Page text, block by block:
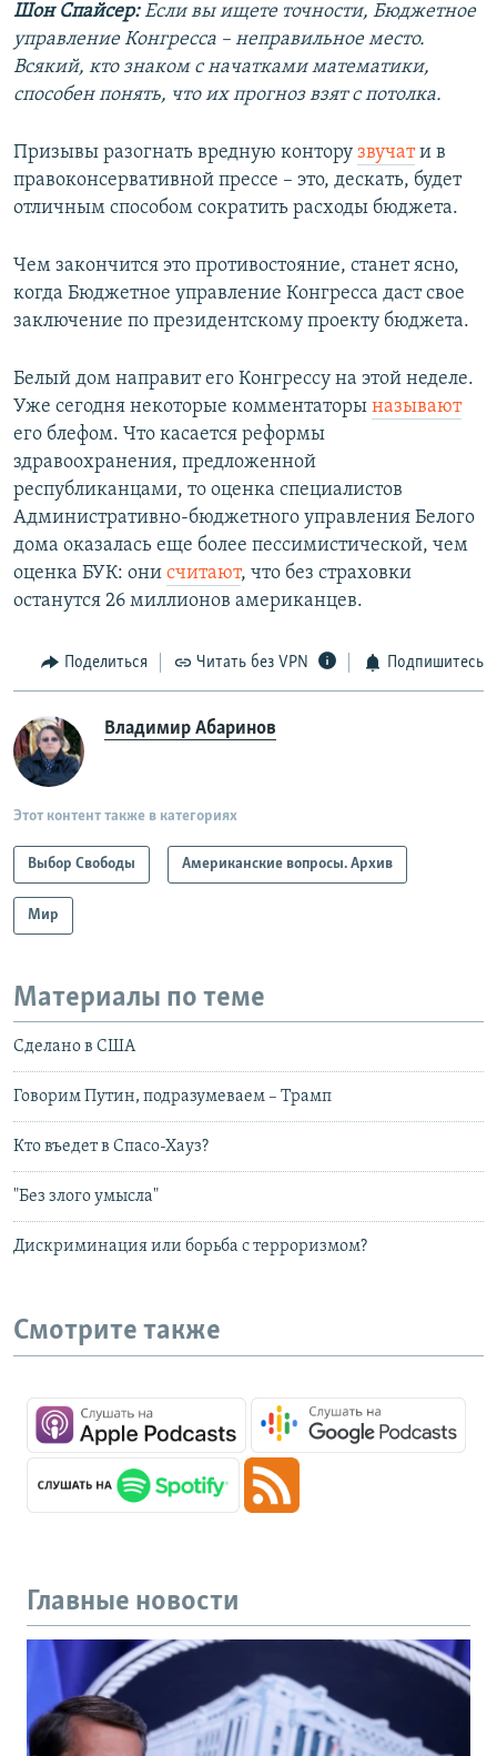
Шон Спайсер:Если вы ищете точности, Бюджетное
управление Конгресса – неправильное место.
Всякий, кто знаком с начатками математики,
способен понять, что их прогноз взят с потолка.
Призывы разогнать вредную контору звучати в
правоконсервативной прессе – это, дескать, будет
отличным способом сократить расходы бюджета.
Чем закончится это противостояние, станет ясно,
когда Бюджетное управление Конгресса даст свое
заключение по президентскому проекту бюджета.
Белый дом направит его Конгрессу на этой неделе.
Уже сегодня некоторые комментаторы называют
его блефом. Что касается реформы
здравоохранения, предложенной
республиканцами, то оценка специалистов
Административно-бюджетного управления Белого
дома оказалась еще более пессимистической, чем
оценка БУК: они считают, что без страховки
останутся 26 миллионов американцев.
Поделиться Читать без VPN Подпишитесь
Владимир Абаринов
Этот контент также в категориях
Выбор Свободы Американские вопросы. Архив
Мир
Материалы по теме
Сделано в США
Говорим Путин, подразумеваем – Трамп
Кто въедет в Спасо-Хауз?
"Без злого умысла"
Дискриминация или борьба с терроризмом?
Смотрите также
Главные новости